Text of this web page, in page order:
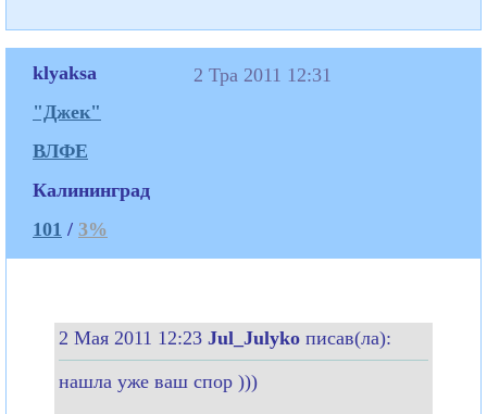
klyaksa
"Джек"
ВЛФЕ
Калининград
101 / 3%
2 Тра 2011 12:31
2 Мая 2011 12:23 Jul_Julyko писав(ла):
нашла уже ваш спор )))